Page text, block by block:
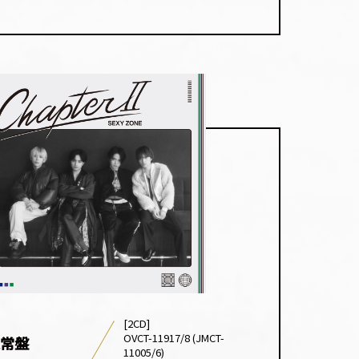
盤
[2CD]
OVCT-11917/8 (JMCT-
11005/6)